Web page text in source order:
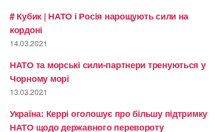
# Кубик | НАТО і Росія нарощують сили на
кордоні
14.03.2021
НАТО та морські сили-партнери тренуються у
Чорному морі
13.03.2021
Україна: Керрі оголошує про більшу підтримку
НАТО щодо державного перевороту